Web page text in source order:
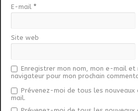
E-mail *
Site web
Enregistrer mon nom, mon e-mail et
navigateur pour mon prochain
Prévenez-moi de tous les nouveaux
mail.